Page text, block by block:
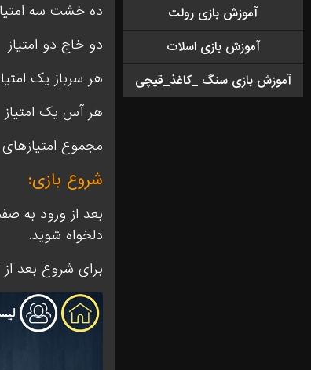
آموزش بازی رولت
آموزش بازی اسلات
آموزش بازی سنگ _کاغذ_قیچی
ده خشت سه
دو خاج دو امتیاز
هر سرباز یک
هر آس یک امتیاز
مجموع
شروع بازی:
بعد از ورود به
دلخواه شوید.
برای شروع بعد